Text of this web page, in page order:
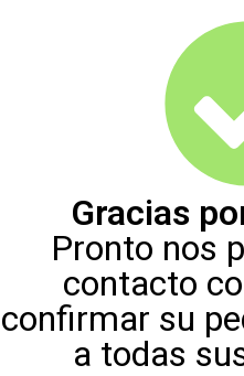
Gracias
Pronto nos
contacto
confirmar su
a todas